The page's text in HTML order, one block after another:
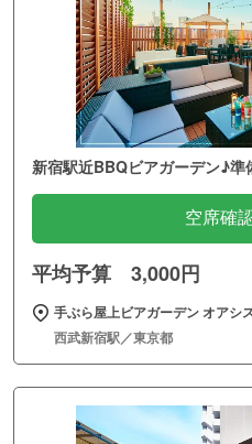
新宿駅近BBQビアガーデン♪
空席確
平均予算 3,000円
手ぶら屋上ビアガーデン オアシ
西武新宿駅／東京都